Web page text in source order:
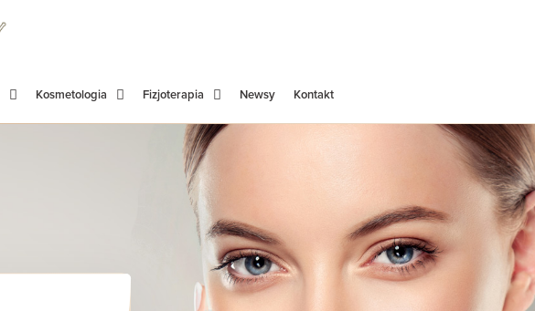
Kosmetologia Fizjoterapia Newsy Kontakt